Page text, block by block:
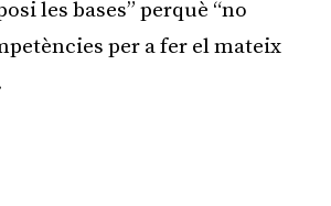
les bases” perquè “no
per a fer el mateix